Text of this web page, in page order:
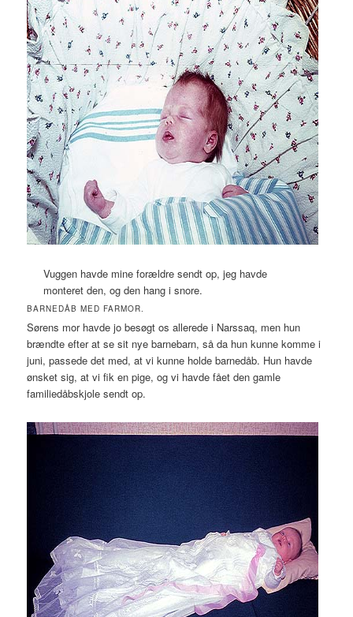
Vuggen havde mine forældre sendt op, jeg havde
monteret den, og den hang i snore.
BARNEDÅB MED FARMOR.
Sørens mor havde jo besøgt os allerede i Narssaq, men hun
brændte efter at se sit nye barnebarn, så da hun kunne komme i
juni, passede det med, at vi kunne holde barnedåb. Hun havde
ønsket sig, at vi fik en pige, og vi havde fået den gamle
familiedåbskjole sendt op.